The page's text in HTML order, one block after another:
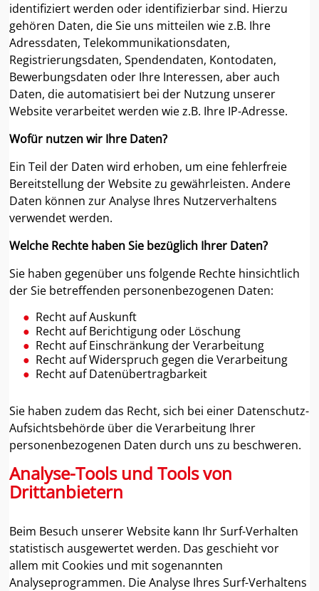
identifiziert werden oder identifizierbar sind. Hierzu
gehören Daten, die Sie uns mitteilen wie z.B. Ihre
Adressdaten, Telekommunikationsdaten,
Registrierungsdaten, Spendendaten, Kontodaten,
Bewerbungsdaten oder Ihre Interessen, aber auch
Daten, die automatisiert bei der Nutzung unserer
Website verarbeitet werden wie z.B. Ihre IP-Adresse.
Wofür nutzen wir Ihre Daten?
Ein Teil der Daten wird erhoben, um eine fehlerfreie
Bereitstellung der Website zu gewährleisten. Andere
Daten können zur Analyse Ihres Nutzerverhaltens
verwendet werden.
Welche Rechte haben Sie bezüglich Ihrer Daten?
Sie haben gegenüber uns folgende Rechte hinsichtlich
der Sie betreffenden personenbezogenen Daten:
Recht auf Auskunft
Recht auf Berichtigung oder Löschung
Recht auf Einschränkung der Verarbeitung
Recht auf Widerspruch gegen die Verarbeitung
Recht auf Datenübertragbarkeit
Sie haben zudem das Recht, sich bei einer Datenschutz-
Aufsichtsbehörde über die Verarbeitung Ihrer
personenbezogenen Daten durch uns zu beschweren.
Analyse-Tools und Tools von
Drittanbietern
Beim Besuch unserer Website kann Ihr Surf-Verhalten
statistisch ausgewertet werden. Das geschieht vor
allem mit Cookies und mit sogenannten
Analyseprogrammen. Die Analyse Ihres Surf-Verhaltens